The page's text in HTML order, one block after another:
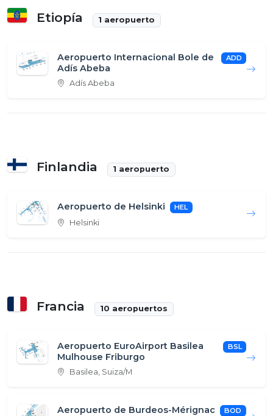
Etiopía 1 aeropuerto
Aeropuerto Internacional Bole de
Adís Abeba
ADD
Adís Abeba
Finlandia 1 aeropuerto
Aeropuerto de Helsinki HEL
Helsinki
Francia 10 aeropuertos
Aeropuerto EuroAirport Basilea
Mulhouse Friburgo
BSL
Basilea, Suiza/M
Aeropuerto de Burdeos-Mérignac BOD